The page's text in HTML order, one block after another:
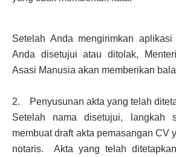
Setelah Anda mengirimkan
Anda disetujui atau ditolak,
Asasi Manusia akan memberikan
2. Penyusunan akta yang telah
Setelah nama disetujui, langkah
membuat draft akta pemasangan CV
notaris. Akta yang telah